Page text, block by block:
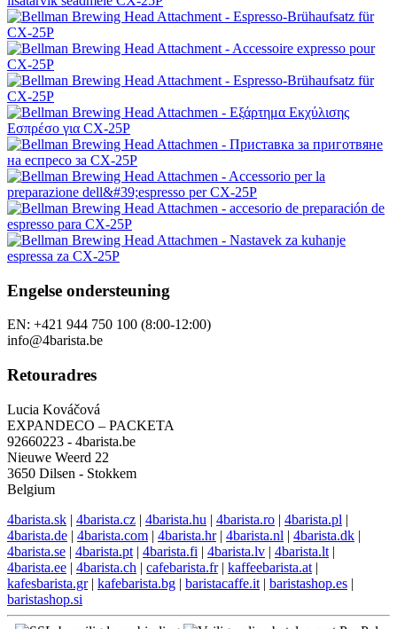
Engelse ondersteuning
EN: +421 944 750 100 (8:00-12:00)
info@4barista.be
Retouradres
Lucia Kováčová
EXPANDECO – PACKETA
92660223 - 4barista.be
Nieuwe Weerd 22
3650 Dilsen - Stokkem
Belgium
4barista.sk | 4barista.cz | 4barista.hu | 4barista.ro | 4barista.pl |
4barista.de | 4barista.com | 4barista.hr| 4barista.nl | 4barista.dk |
4barista.se | 4barista.pt | 4barista.fi | 4barista.lv | 4barista.lt |
4barista.ee | 4barista.ch | cafebarista.fr| kaffeebarista.at |
kafesbarista.gr| kafebarista.bg | baristacaffe.it | baristashop.es |
baristashop.si